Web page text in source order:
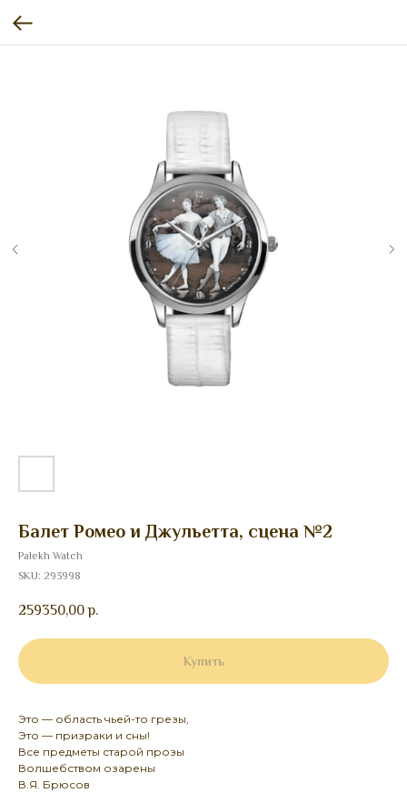
Балет Ромео и Джульетта, сцена №2
Palekh Watch
SKU: 293998
259350,00 р.
Купить
Это — область чьей-то грезы,
Это — призраки и сны!
Все предметы старой прозы
Волшебством озарены
В.Я. Брюсов